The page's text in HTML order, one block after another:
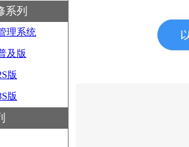
系列
理系统
及版
版
版